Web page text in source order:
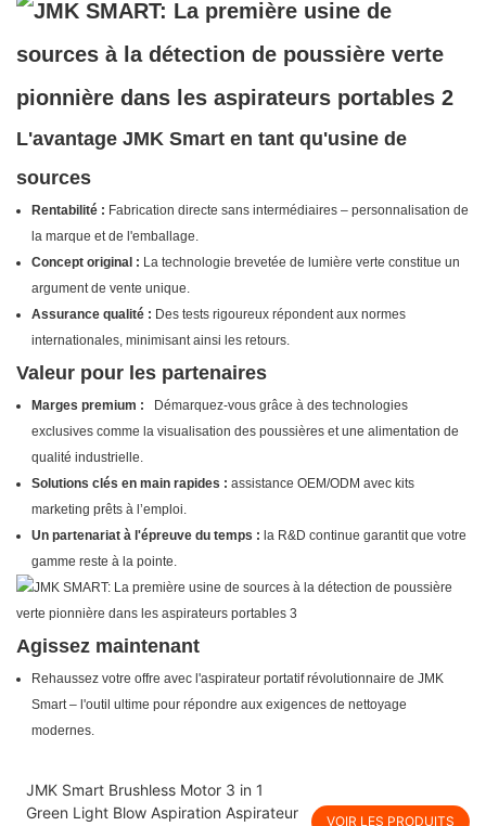
L'avantage JMK Smart en tant qu'usine de
sources
Rentabilité : Fabrication directe sans intermédiaires – personnalisation de
la marque et de l'emballage.
Concept original : La technologie brevetée de lumière verte constitue un
argument de vente unique.
Assurance qualité : Des tests rigoureux répondent aux normes
internationales, minimisant ainsi les retours.
Valeur pour les partenaires
Marges premium :
Démarquez-vous grâce à des technologies
exclusives comme la visualisation des poussières et une alimentation de
qualité industrielle.
Solutions clés en main rapides : assistance OEM/ODM avec kits
marketing prêts à l’emploi.
Un partenariat à l'épreuve du temps : la R&D continue garantit que votre
gamme reste à la pointe.
Agissez maintenant
Rehaussez votre offre avec l'aspirateur portatif révolutionnaire deJMK
Smart– l'outil ultime pour répondre aux exigences de nettoyage
modernes.
JMK Smart Brushless Motor 3 in 1
Green Light Blow Aspiration Aspirateur
VOIR LES PRODUITS